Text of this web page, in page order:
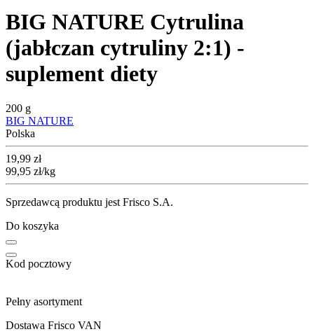
BIG NATURE Cytrulina
(jabłczan cytruliny 2:1) -
suplement diety
200 g
BIG NATURE
Polska
Cena
19,99 zł
99,95 zł/kg
Sprzedawcą produktu jest Frisco S.A.
Do koszyka
Kod pocztowy
Pełny asortyment
Dostawa Frisco VAN